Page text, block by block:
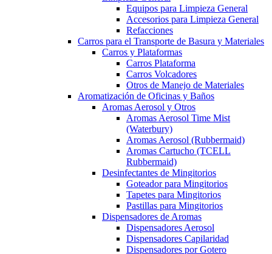
Equipos para Limpieza General
Accesorios para Limpieza General
Refacciones
Carros para el Transporte de Basura y Materiales
Carros y Plataformas
Carros Plataforma
Carros Volcadores
Otros de Manejo de Materiales
Aromatización de Oficinas y Baños
Aromas Aerosol y Otros
Aromas Aerosol Time Mist
(Waterbury)
Aromas Aerosol (Rubbermaid)
Aromas Cartucho (TCELL
Rubbermaid)
Desinfectantes de Mingitorios
Goteador para Mingitorios
Tapetes para Mingitorios
Pastillas para Mingitorios
Dispensadores de Aromas
Dispensadores Aerosol
Dispensadores Capilaridad
Dispensadores por Gotero